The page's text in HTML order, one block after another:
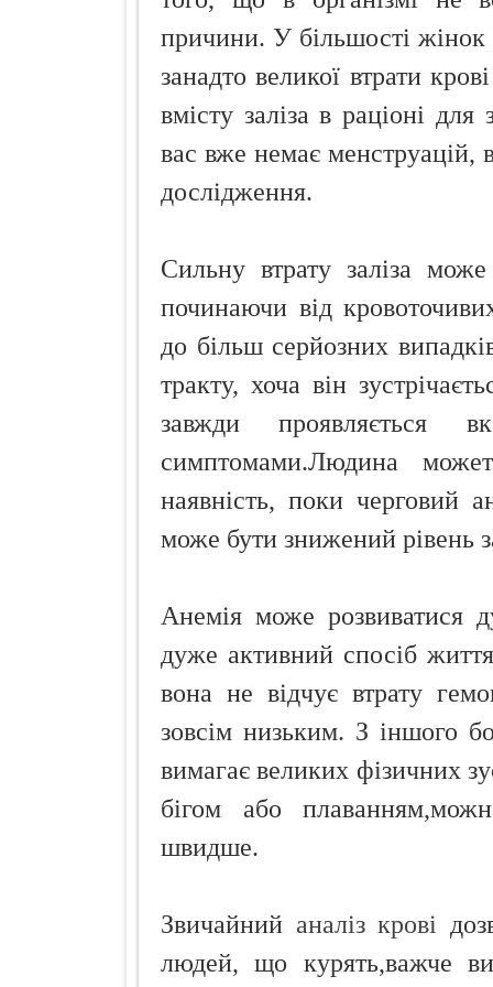
причини. У більшості жінок
занадто великої втрати
вмісту заліза в раціоні
вас вже немає менструацій,
дослідження.
Сильну втрату заліза
починаючи від
до більш серйозних
тракту, хоча він
завжди проявляється
симптомами.Людина
наявність, поки черговий
може бути знижений рівень
Анемія може розвиватися
дуже активний спосіб
вона не відчує втрату
зовсім низьким. З іншого
вимагає великих фізичних
бігом або
швидше.
Звичайний аналіз крові
людей, що курять,важче